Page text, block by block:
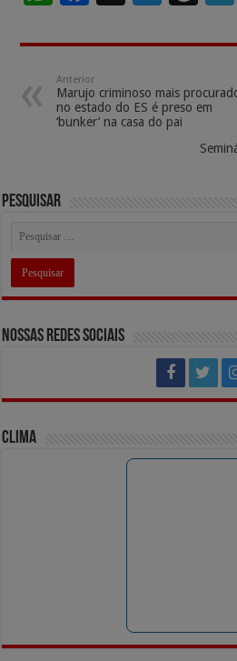
at
sA
p
p
e
b
o
o
tt re
ds
Anterior
Marujo criminoso mais
no estado do ES é preso em
‘bunker’ na casa do pai
Pesquisar
Nossas Redes Sociais
Clima